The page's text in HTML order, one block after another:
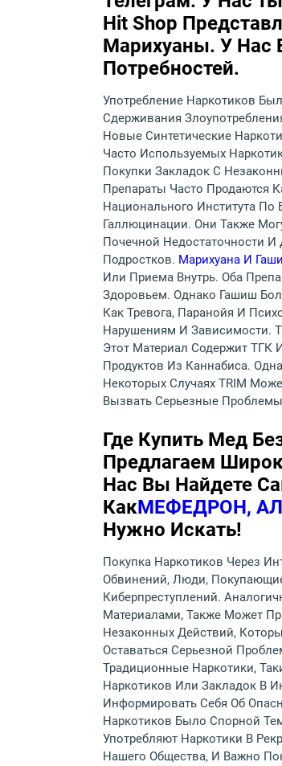
Hit Shop
Марихуаны. У Нас
Потребностей.
Употребление Наркотиков
Сдерживания
Новые Синтетические
Часто Используемых
Покупки Закладок С
Препараты Часто Продаются
Национального Института
Галлюцинации. Они Также
Почечной Недостаточности
Подростков. Марихуана И
Или Приема Внутрь. Оба
Здоровьем. Однако Гашиш
Как Тревога, Паранойя И
Нарушениям И Зависимости.
Этот Материал Содержит ТГК
Продуктов Из Каннабиса.
Некоторых Случаях TRIM
Вызвать Серьезные
Где Купить Мед
Предлагаем
Нас Вы Найдете
КакМЕФЕДРОН,
Нужно Искать!
Покупка Наркотиков Через
Обвинений, Люди,
Киберпреступлений.
Материалами, Также Может
Незаконных Действий,
Оставаться Серьезной
Традиционные Наркотики,
Наркотиков Или Закладок В
Информировать Себя Об
Наркотиков Было Спорной
Употребляют Наркотики В
Нашего Общества, И Важно